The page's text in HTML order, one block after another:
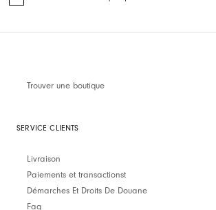
Trouver une boutique
SERVICE CLIENTS
Livraison
Paiements et transactionst
Démarches Et Droits De Douane
Faq